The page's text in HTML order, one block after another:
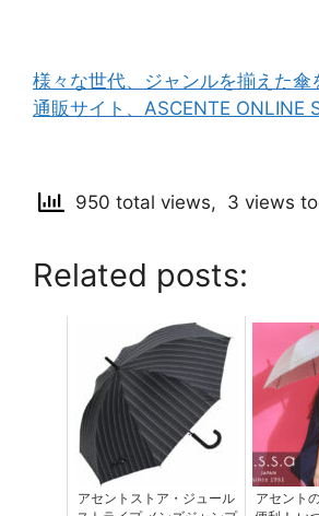
様々な世代、ジャンルを揃えた傘
通販サイト、ASCENTE ONLINE
950 total views, 3 views
Related posts:
アセントストア・ジュール
アセント